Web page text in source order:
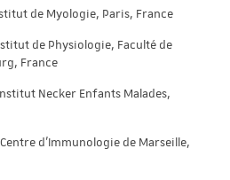
de Myologie, Paris, France
de Physiologie, Faculté de
France
Necker Enfants Malades,
d’Immunologie de Marseille,